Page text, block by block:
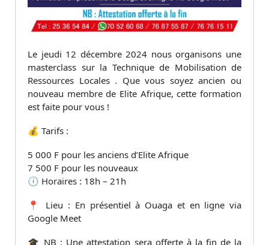
Le jeudi 12 décembre 2024 nous organisons une
masterclass sur la Technique de Mobilisation de
Ressources Locales . Que vous soyez ancien ou
nouveau membre de Elite Afrique, cette formation
est faite pour vous !
💰 Tarifs :
5 000 F pour les anciens d’Elite Afrique
7 500 F pour les nouveaux
🕕 Horaires : 18h – 21h
📍 Lieu : En présentiel à Ouaga et en ligne via
Google Meet
🎓 NB : Une attestation sera offerte à la fin de la